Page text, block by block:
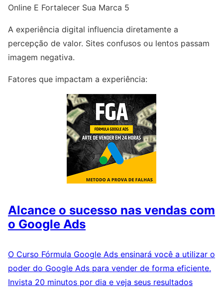
Online E Fortalecer Sua Marca 5
A experiência digital influencia diretamente a
percepção de valor. Sites confusos ou lentos passam
imagem negativa.
Fatores que impactam a experiência:
Alcance o sucesso nas vendas com
o Google Ads
O Curso Fórmula Google Ads ensinará você a utilizar o
poder do Google Ads para vender de forma eficiente.
Invista 20 minutos por dia e veja seus resultados